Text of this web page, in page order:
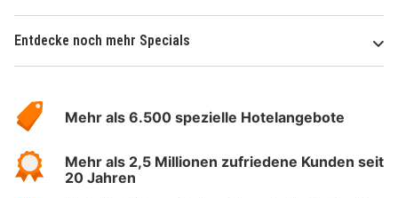
Entdecke noch mehr Specials
Hotelspecials
Mehr als 6.500 spezielle Hotelangebote
Mehr als 2,5 Millionen zufriedene Kunden seit
20 Jahren